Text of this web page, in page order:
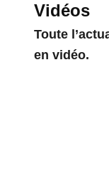
Vidéos
Toute
en vidéo.